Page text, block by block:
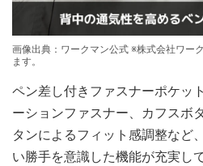
画像出典：ワークマン公式 ※株式会社ワー
ます。
ペン差し付きファスナーポケッ
ーションファスナー、カフスボ
タンによるフィット感調整など
い勝手を意識した機能が充実し